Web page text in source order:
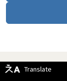
Translate